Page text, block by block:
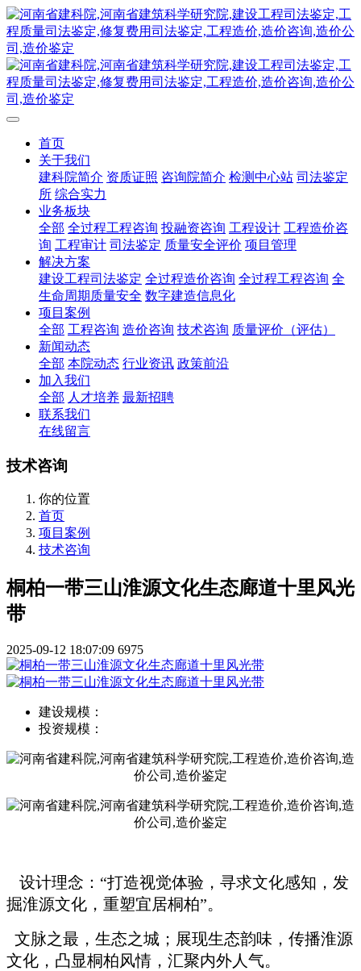
首页
关于我们
建科院简介 资质证照 咨询院简介 检测中心站 司法鉴定
所 综合实力
业务板块
全部 全过程工程咨询 投融资咨询 工程设计 工程造价咨
询 工程审计 司法鉴定 质量安全评价 项目管理
解决方案
建设工程司法鉴定 全过程造价咨询 全过程工程咨询 全
生命周期质量安全 数字建造信息化
项目案例
全部 工程咨询 造价咨询 技术咨询 质量评价（评估）
新闻动态
全部 本院动态 行业资讯 政策前沿
加入我们
全部 人才培养 最新招聘
联系我们
在线留言
技术咨询
你的位置
首页
项目案例
技术咨询
桐柏一带三山淮源文化生态廊道十里风光
带
2025-09-12 18:07:09 6975
建设规模：
投资规模：
设计理念：“打造视觉体验，寻求文化感知，发
掘淮源文化，重塑宜居桐柏”。
文脉之最，生态之城；展现生态韵味，传播淮源
文化，凸显桐柏风情，汇聚内外人气。